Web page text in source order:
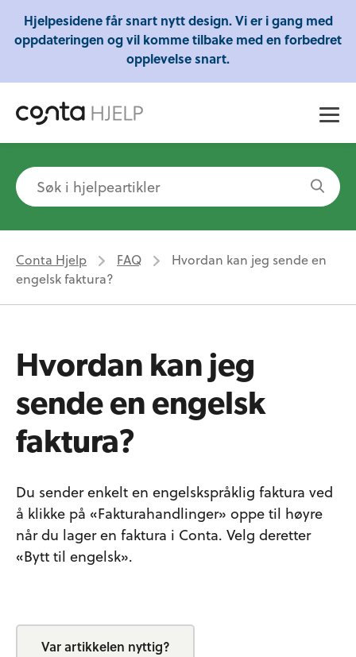
Gratis webinarer fra Conta - Lær om regnskap,
skatt og mye mer!
Conta Hjelp FAQ
Hvordan kan jeg sende en
engelsk faktura?
Hvordan kan jeg
sende en engelsk
faktura?
Du sender enkelt en engelskspråklig faktura ved
å klikke på «Fakturahandlinger» oppe til høyre
når du lager en faktura i Conta. Velg deretter
«Bytt til engelsk».
Var artikkelen nyttig?
Hjelpesidene får snart nytt design. Vi er i gang med
oppdateringen og vil komme tilbake med en forbedret
opplevelse snart.